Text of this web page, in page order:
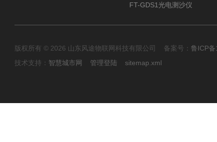
FT-GDS1光电测沙仪
版权所有 © 2026 山东风途物联网科技有限公司 备案号： 鲁ICP
技术支持： 智慧城市网 管理登陆 sitemap.xml